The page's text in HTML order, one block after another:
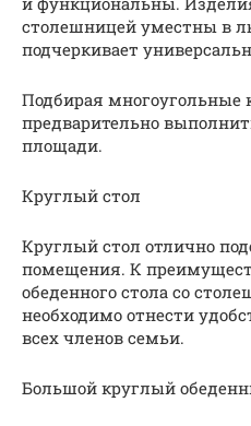
столешницей уместны в
подчеркивает
Подбирая многоугольные
предварительно
площади.
Круглый стол
Круглый стол отлично
помещения. К
обеденного стола со
необходимо отнести
всех членов семьи.
Большой круглый